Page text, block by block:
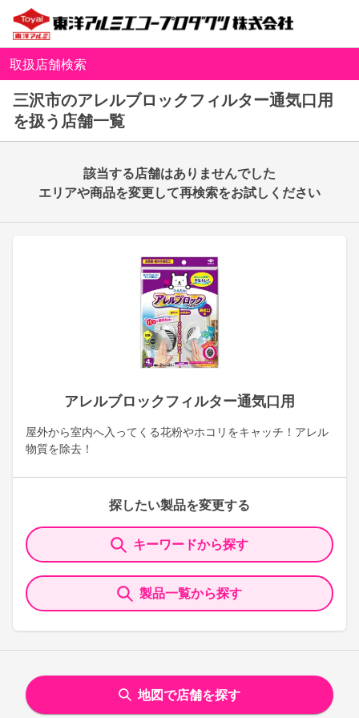
取扱店舗検索
三沢市のアレルブロックフィルター通気口用
を扱う店舗一覧
アレルブロックフィルター通気口用
屋外から室内へ入ってくる花粉やホコリをキャッチ！アレル
物質を除去！
探したい製品を変更する
キーワードから探す
製品一覧から探す
該当する店舗はありませんでした
エリアや商品を変更して再検索をお試しください
地図で店舗を探す